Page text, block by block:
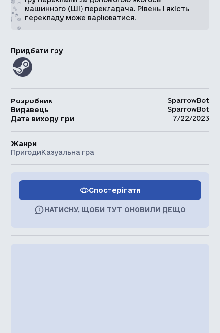
машинного (ШІ) перекладача. Рівень і якість
перекладу може варіюватися.
Придбати гру
Розробник
SparrowBot
Видавець
SparrowBot
Дата виходу гри
7/22/2023
Жанри
ПригодиКазуальна гра
Спостерігати
НАТИСНУ, ЩОБИ ТУТ ОНОВИЛИ ДЕЩО